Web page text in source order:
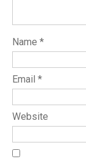
Name *
Email *
Website